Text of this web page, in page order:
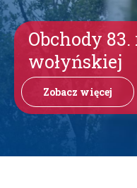
Obchody
wołyńskiej
Zobacz więcej